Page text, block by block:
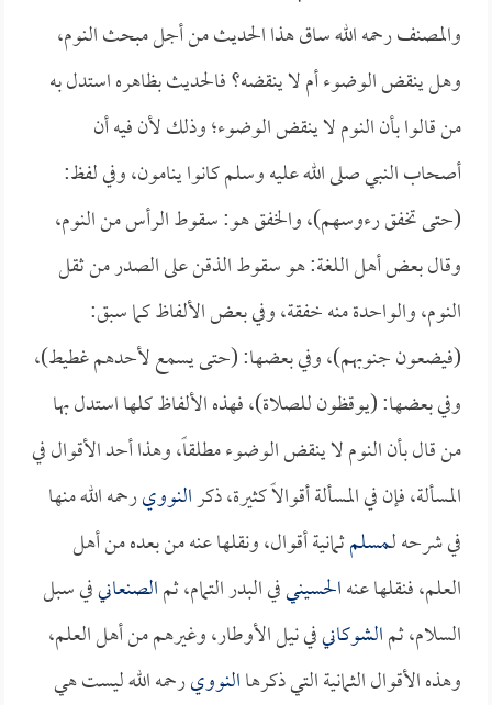
والمصنف رحمه الله ساق هذا الحديث من أجل مبحث النوم،
وهل ينقض الوضوء أم لا ينقضه؟ فالحديث بظاهره استدل به
من قالوا بأن النوم لا ينقض الوضوء؛ وذلك لأن فيه أن
أصحاب النبي صلى الله عليه وسلم كانوا ينامون، وفي لفظ:
(حتى تخفق رءوسهم)، والخفق هو: سقوط الرأس من النوم،
وقال بعض أهل اللغة: هو سقوط الذقن على الصدر من ثقل
النوم، والواحدة منه خفقة، وفي بعض الألفاظ كما سبق:
(فيضعون جنوبهم)، وفي بعضها: (حتى يسمع لأحدهم غطيط)،
وفي بعضها: (يوقظون للصلاة)، فهذه الألفاظ كلها استدل بها
من قال بأن النوم لا ينقض الوضوء مطلقاً، وهذا أحد الأقوال في
المسألة، فإن في المسألة أقوالاً كثيرة، ذكرالنوويرحمه الله منها
في شرحه لـمسلمثمانية أقوال، ونقلها عنه من بعده من أهل
العلم، فنقلها عنهالحسينيفي البدر التمام، ثمالصنعانيفي سبل
السلام، ثمالشوكانيفي نيل الأوطار، وغيرهم من أهل العلم،
وهذه الأقوال الثمانية التي ذكرهاالنوويرحمه الله ليست هي